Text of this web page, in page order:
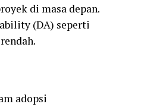
di masa depan.
(DA) seperti
adopsi